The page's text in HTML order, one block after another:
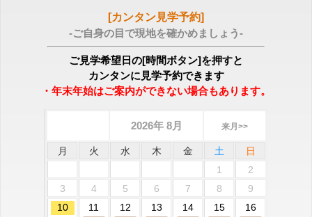
[カンタン見学予約]
-ご自身の目で現地を確かめましょう-
ご見学希望日の[時間ボタン]を押すと
カンタンに見学予約できます
・年末年始はご案内ができない場合もあります。
2026年 8月 来月>>
月 火 水 木 金 土
日
1
2
3
4 5 6 7 8
9
10
11 12 13 14 15 16